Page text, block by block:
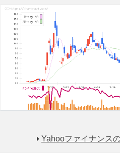
Yahooファイナンス